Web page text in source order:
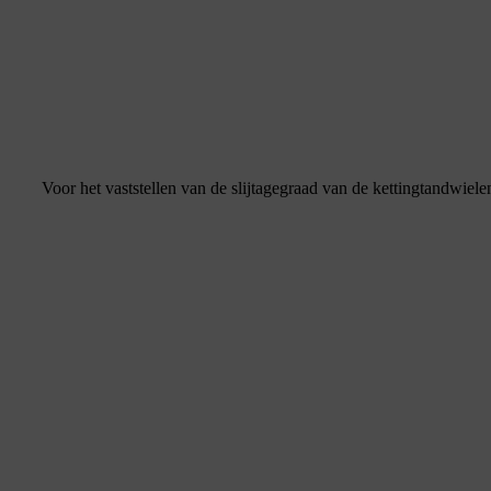
Voor het vaststellen van de slijtagegraad van de